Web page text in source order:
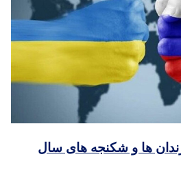
ها و شکنجه های سال